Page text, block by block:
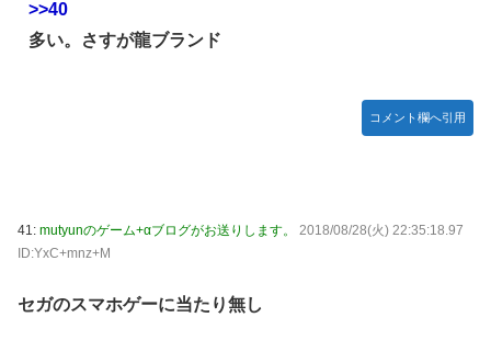
>>40
多い。さすが龍ブランド
コメント欄へ引用
41: mutyunのゲーム+αブログがお送りします。
2018/08/28(火) 22:35:18.97
ID:YxC+mnz+M
セガのスマホゲーに当たり無し